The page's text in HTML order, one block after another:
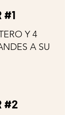
#1
Y 4
A SU
#2